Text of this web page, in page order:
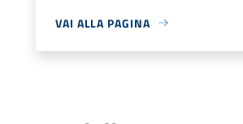
VAI ALLA PAGINA